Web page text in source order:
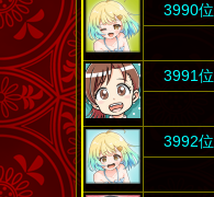
3990位
3991位
3992位